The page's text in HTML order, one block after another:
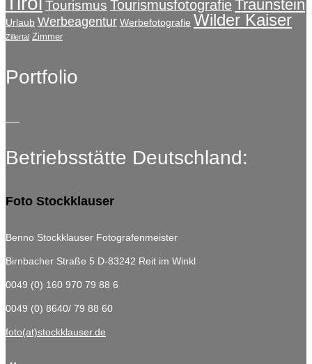
Tourismus TourismusfotografieTraunstein
Urlaub Werbeagentur Werbefotografie Wilder Kaiser
Zillertal Zimmer
Portfolio
Betriebsstätte Deutschland:
Foto Stockklauser
Benno Stockklauser Fotografenmeister
Birnbacher Straße 5 D-83242 Reit im Winkl
0049 (0) 160 970 79 88 6
0049 (0) 8640/ 79 88 60
foto(at)stockklauser.de